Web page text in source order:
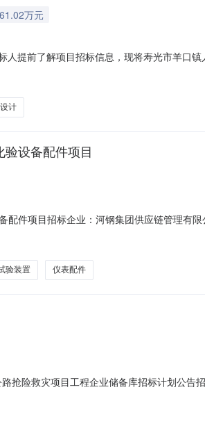
万元
提前了解项目招标信息，现将寿光市羊口
要包含寿光羊口化工产业园地下水污染管
设计
设备配件项目
件项目招标企业：河钢集团供应链管理有
验装置 仪表配件
抢险救灾项目工程企业储备库招标计划公告
目概况乐山市公路抢险救灾项目工程企业